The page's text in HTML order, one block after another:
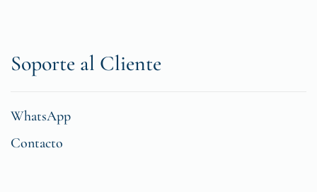
Soporte al Cliente
WhatsApp
Contacto